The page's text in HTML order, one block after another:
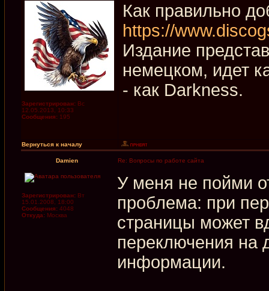
Зарегистрирован: Вс
12.05.2013, 10:33
Сообщения: 195
Как правильно
https://
Издание
немецком, идет
- как Darkness.
Вернуться к началу
Damien Re: Вопросы по работе сайта
Зарегистрирован: Вт
15.01.2008, 18:00
Сообщения: 4048
Откуда: Москва
У меня не пойми
проблема: при
страницы может
переключения на
информации.